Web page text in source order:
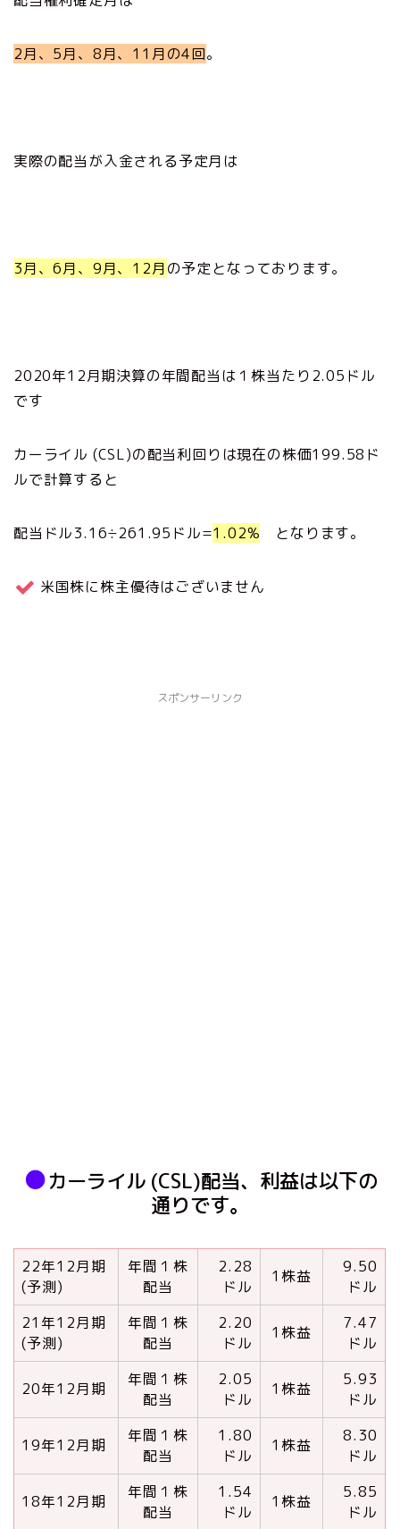
2月、5月、8月、11月の4回。
実際の配当が入金される予定月は
3月、6月、9月、12月の予定となっております。
2020年12月期決算の年間配当は１株当たり2.05ドル
です
カーライル (CSL)の配当利回りは現在の株価199.58ド
ルで計算すると
配当ドル3.16÷261.95ドル=1.02% となります。
米国株に株主優待はございません
スポンサーリンク
●カーライル (CSL)配当、利益は以下の
通りです。
22年12月期
(予測)
年間１株
配当
2.28
ドル
1株益
9.50
ドル
21年12月期
(予測)
年間１株
配当
2.20
ドル
1株益
7.47
ドル
20年12月期
年間１株
配当
2.05
ドル
1株益
5.93
ドル
19年12月期
年間１株
配当
1.80
ドル
1株益
8.30
ドル
18年12月期
年間１株
配当
1.54
ドル
1株益
5.85
ドル